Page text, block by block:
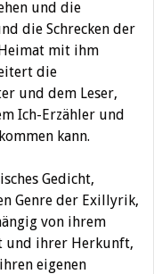
und die
die Schrecken der
mit ihm
die
und dem Leser,
Ich-Erzähler und
kann.
Gedicht,
Genre der Exillyrik,
von ihrem
und ihrer Herkunft,
eigenen